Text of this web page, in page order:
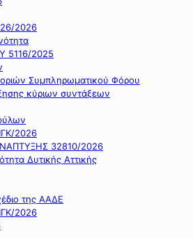
2026
5116/2025
Συμπληρωματικού Φόρου
κύριων συντάξεων
2026
32810/2026
Δυτικής Αττικής
της ΑΑΔΕ
2026